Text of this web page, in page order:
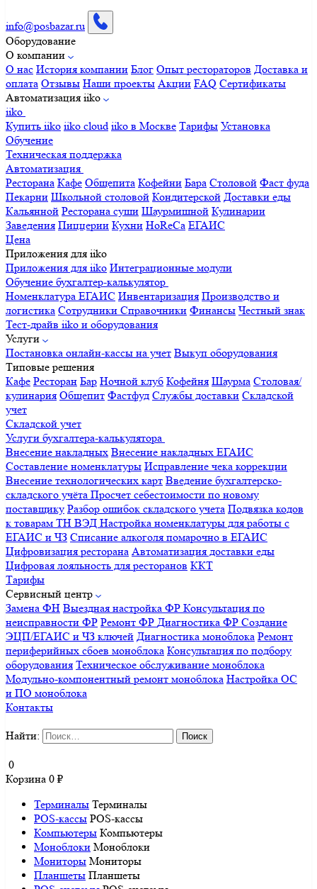
info@posbazar.ru
Оборудование
О компании
О нас История компании Блог Опыт рестораторов Доставка и
оплата Отзывы Наши проекты Акции FAQ Сертификаты
Автоматизация iiko
iiko
Купить iiko iiko cloud iiko в Москве Тарифы Установка
Обучение
Техническая поддержка
Автоматизация
Ресторана Кафе Общепита Кофейни Бара Столовой Фаст фуда
Пекарни Школьной столовой Кондитерской Доставки еды
Кальянной Ресторана суши Шаурмишной Кулинарии
Заведения Пиццерии Кухни HoReCa ЕГАИС
Цена
Приложения для iiko
Приложения для iiko Интеграционные модули
Обучение бухгалтер-калькулятор
Номенклатура ЕГАИС Инвентаризация Производство и
логистика Сотрудники Справочники Финансы Честный знак
Тест-драйв iiko и оборудования
Услуги
Постановка онлайн-кассы на учет Выкуп оборудования
Типовые решения
Кафе Ресторан Бар Ночной клуб Кофейня Шаурма Столовая/
кулинария Общепит Фастфуд Службы доставки Складской
учет
Складской учет
Услуги бухгалтера-калькулятора
Внесение накладных Внесение накладных ЕГАИС
Составление номенклатуры Исправление чека коррекции
Внесение технологических карт Введение бухгалтерско-
складского учёта Просчет себестоимости по новому
поставщику Разбор ошибок складского учета Подвязка кодов
к товарам ТН ВЭД Настройка номенклатуры для работы с
ЕГАИС и ЧЗ Списание алкоголя помарочно в ЕГАИС
Цифровизация ресторана Автоматизация доставки еды
Цифровая лояльность для ресторанов ККТ
Тарифы
Сервисный центр
Замена ФН Выездная настройка ФР Консультация по
неисправности ФР Ремонт ФР Диагностика ФР Создание
ЭЦП/ЕГАИС и ЧЗ ключей Диагностика моноблока Ремонт
периферийных сбоев моноблока Консультация по подбору
оборудования Техническое обслуживание моноблока
Модульно-компонентный ремонт моноблока Настройка ОС
и ПО моноблока
Контакты
Найти:
0
Корзина 0 ₽
Терминалы Терминалы
POS-кассы POS-кассы
Компьютеры Компьютеры
Моноблоки Моноблоки
Мониторы Мониторы
Планшеты Планшеты